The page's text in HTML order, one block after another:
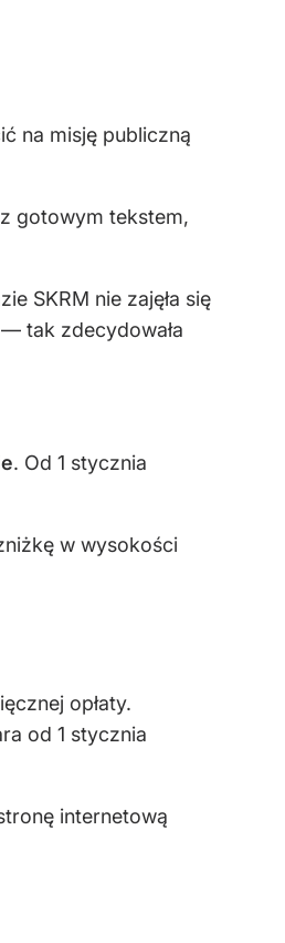
na misję publiczną
gotowym tekstem,
SKRM nie zajęła się
tak zdecydowała
. Od 1 stycznia
w wysokości
opłaty.
od 1 stycznia
internetową